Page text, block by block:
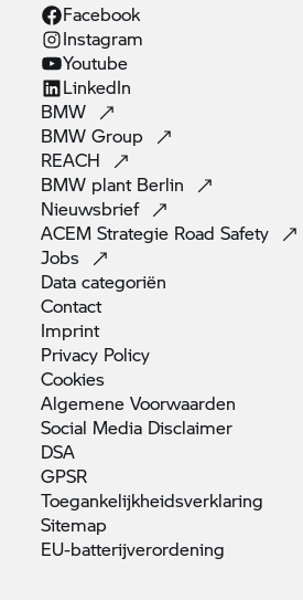
Facebook
Instagram
Youtube
LinkedIn
BMW
BMWGroup
REACH
BMW plant Berlin
Nieuwsbrief
ACEM Strategie RoadSafety
Jobs
Datacategoriën
Contact
Imprint
Privacy Policy
Cookies
AlgemeneVoorwaarden
Social Media Disclaimer
DSA
GPSR
Toegankelijkheidsverklaring
Sitemap
EU-batterijverordening